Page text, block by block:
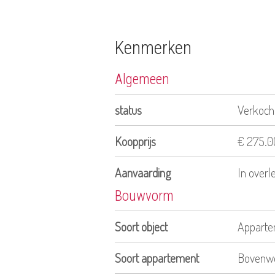
Kenmerken
Algemeen
status
Koopprijs
€
Aanvaarding
In
Bouwvorm
Soort object
Soort appartement